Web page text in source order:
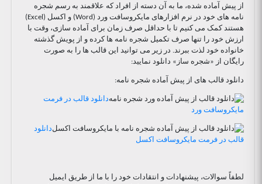
از پیش آماده شده، ما به آن دسته از افراد که علاقمند به رسم شجره
نامه های خود در نرم افزارهای مایکروسافت ورد (Word) و اکسل (Excel)
هستند کمک می کنیم تا با حداقل صرف زمان برای آماده سازی، وقت با
ارزش خود را تنها صرف تکمیل شجره نامه ها کرده و از پویش گذشته
خانواده خود لذت ببرند. در زیر می توانید این قالب ها را به صورت
رایگان از «شجره ساز» دانلود نمایید:
دانلود قالب های از پیش آماده شجره نامه:
دانلود قالب در فرمت
مایکروسافت ورد
دانلود
قالب در فرمت مایکروسافت اکسل
لطفاً سوالات، پیشنهادات و انتقادات خود را با ما از طریق ایمیل